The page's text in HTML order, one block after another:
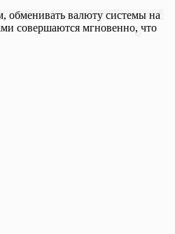
обменивать валюту системы на
совершаются мгновенно, что